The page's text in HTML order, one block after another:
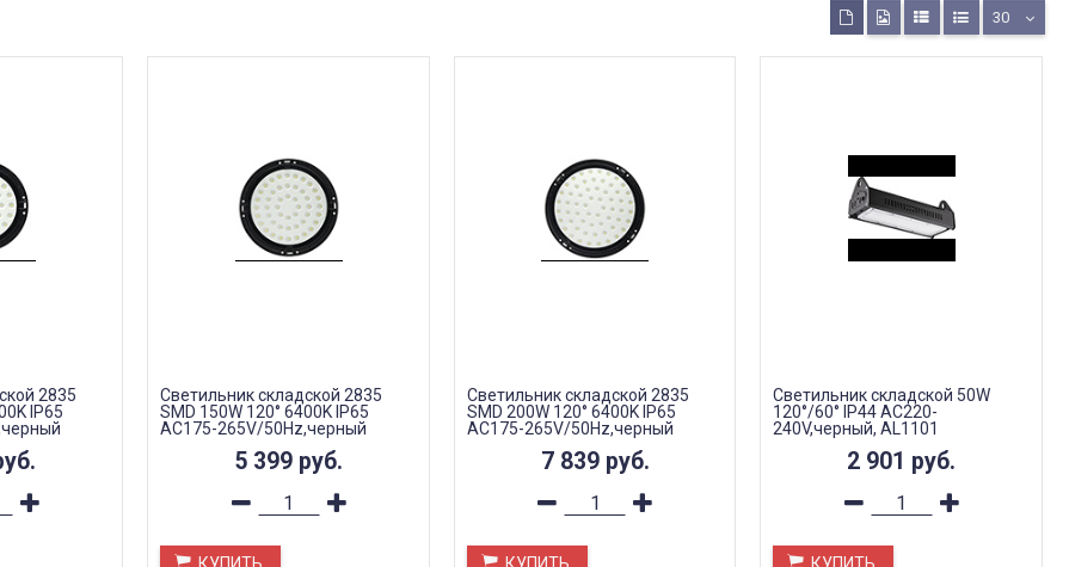
30
2835
IP65
Светильник складской 2835
SMD 150W 120° 6400K IP65
AC175-265V/50Hz,черный
5 399 руб.
Светильник складской 2835
SMD 200W 120° 6400K IP65
AC175-265V/50Hz,черный
7 839 руб.
Светильник складской 50W
120°/60° IP44 AC220-
240V,черный, AL1101
2 901 руб.